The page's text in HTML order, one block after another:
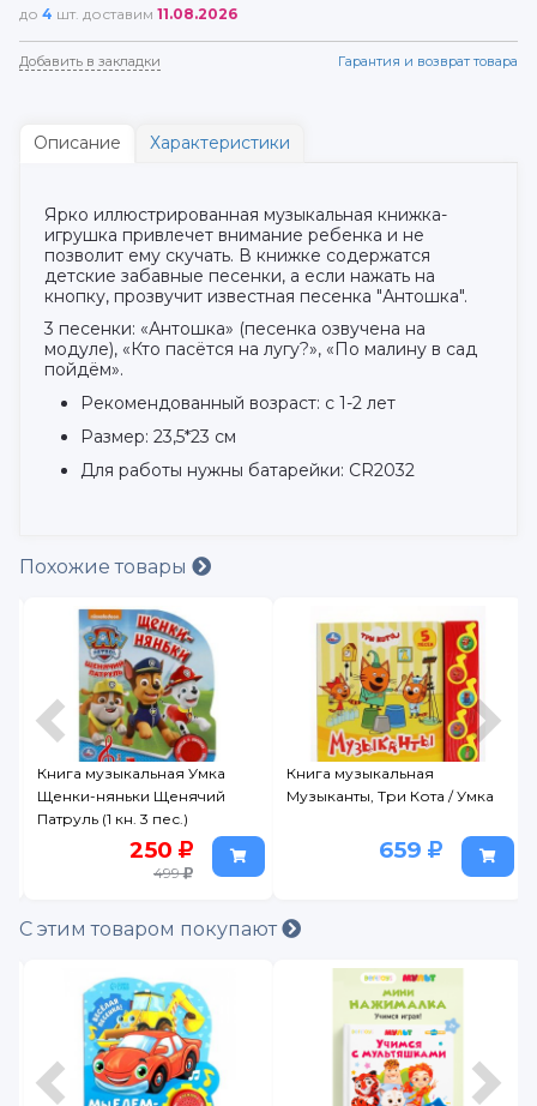
до 4 шт. доставим 11.08.2026
Добавить в закладки Гарантия и возврат товара
Описание Характеристики
Ярко иллюстрированная музыкальная книжка-
игрушка привлечет внимание ребенка и не
позволит ему скучать. В книжке содержатся
детские забавные песенки, а если нажать на
кнопку, прозвучит известная песенка "Антошка".
3 песенки: «Антошка» (песенка озвучена на
модуле), «Кто пасётся на лугу?», «По малину в сад
пойдём».
Рекомендованный возраст: с 1-2 лет
Размер: 23,5*23 см
Для работы нужны батарейки: CR2032
Похожие товары
Книга музыкальная Умка
Щенки-няньки Щенячий
Патруль (1 кн. 3 пес.)
250
499
Книга музыкальная
Музыканты, Три Кота / Умка
659
С этим товаром покупают